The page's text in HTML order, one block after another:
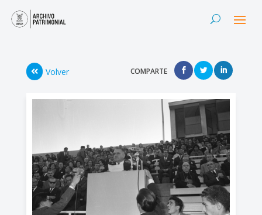
Volver COMPARTE